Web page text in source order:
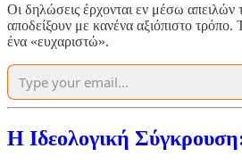
Οι δηλώσεις έρχονται εν μέσω
αποδείξουν με κανένα αξιόπιστο
ένα «ευχαριστώ».
Η Ιδεολογική